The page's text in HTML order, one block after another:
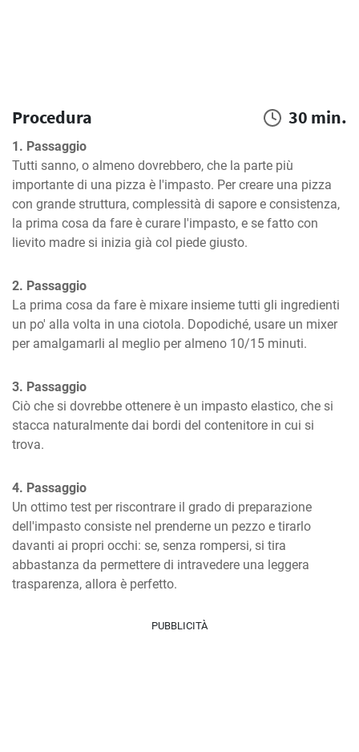
Procedura 30 min.
1. Passaggio
Tutti sanno, o almeno dovrebbero, che la parte più
importante di una pizza è l'impasto. Per creare una pizza
con grande struttura, complessità di sapore e consistenza,
la prima cosa da fare è curare l'impasto, e se fatto con
lievito madre si inizia già col piede giusto.
2. Passaggio
La prima cosa da fare è mixare insieme tutti gli ingredienti
un po' alla volta in una ciotola. Dopodiché, usare un mixer
per amalgamarli al meglio per almeno 10/15 minuti.
3. Passaggio
Ciò che si dovrebbe ottenere è un impasto elastico, che si
stacca naturalmente dai bordi del contenitore in cui si
trova.
4. Passaggio
Un ottimo test per riscontrare il grado di preparazione
dell'impasto consiste nel prenderne un pezzo e tirarlo
davanti ai propri occhi: se, senza rompersi, si tira
abbastanza da permettere di intravedere una leggera
trasparenza, allora è perfetto.
PUBBLICITÀ